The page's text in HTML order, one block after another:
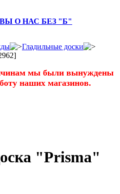
О НАС БЕЗ "Б"
Гладильные доски
мы были вынуждены
наших магазинов.
"Prisma"